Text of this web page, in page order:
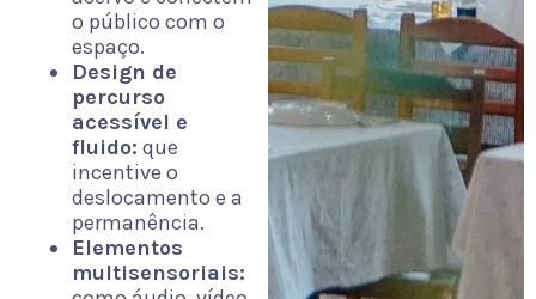
o público com o
espaço.
Design de
percurso
acessível e
fluido: que
incentive o
deslocamento e a
permanência.
Elementos
multisensoriais: